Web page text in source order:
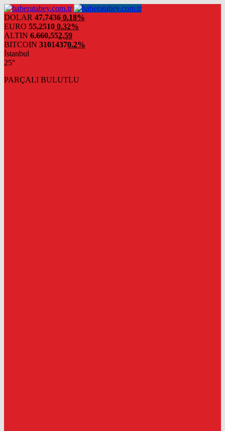
DOLAR 47,7436 0.18%
EURO 55,2510 0.32%
ALTIN 6.660,552,59
BITCOIN 31014370.2%
İstanbul
25°
PARÇALI BULUTLU